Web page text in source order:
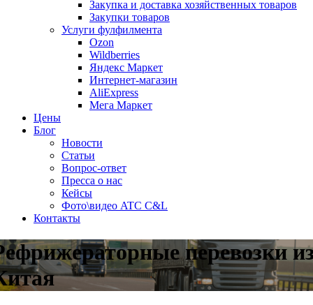
Закупка и доставка хозяйственных товаров
Закупки товаров
Услуги фулфилмента
Ozon
Wildberries
Яндекс Маркет
Интернет-магазин
AliExpress
Мега Маркет
Цены
Блог
Новости
Статьи
Вопрос-ответ
Пресса о нас
Кейсы
Фото\видео ATC C&L
Контакты
перевозки